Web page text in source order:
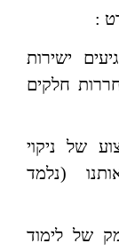
:
ישירות
חלקים
של ניקוי
(נלמד
של לימוד